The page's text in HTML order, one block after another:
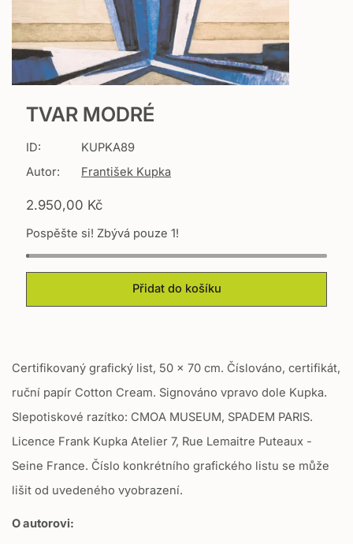
TVAR MODRÉ
ID:
KUPKA89
Autor:
František Kupka
T
a
n
s
a
n
m
s
s
n
g
c
2.950,00 Kč
Pospěšte si! Zbývá pouze 1!
Přidat do košíku
Certifikovaný grafický list, 50 x 70 cm. Číslováno, certifikát,
ruční papír Cotton Cream. Signováno vpravo dole Kupka.
Slepotiskové razítko: CMOA MUSEUM, SPADEM PARIS.
Licence Frank Kupka Atelier 7, Rue Lemaitre Puteaux -
Seine France. Číslo konkrétního grafického listu se může
lišit od uvedeného vyobrazení.
O autorovi: